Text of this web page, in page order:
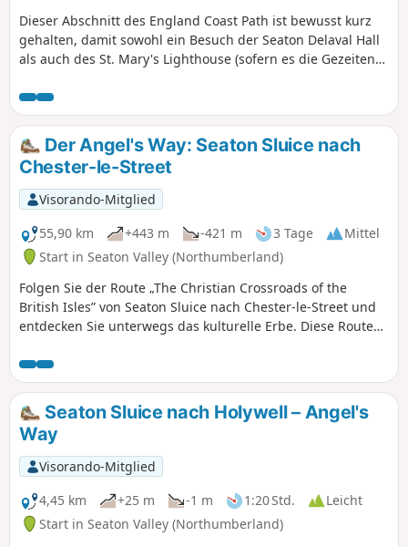
Dieser Abschnitt des England Coast Path ist bewusst kurz
gehalten, damit sowohl ein Besuch der Seaton Delaval Hall
als auch des St. Mary's Lighthouse (sofern es die Gezeiten
durch die Dörfer Seaton Sluice, Hartley und Old Hartley.
Der Angel's Way: Seaton Sluice nach
Chester-le-Street
Visorando-Mitglied
55,90 km
+443 m -421 m 3 Tage
Mittel
Start in Seaton Valley (Northumberland)
Folgen Sie der Route „The Christian Crossroads of the
British Isles” von Seaton Sluice nach Chester-le-Street und
entdecken Sie unterwegs das kulturelle Erbe. Diese Route
Abschnitte unterteilt werden.
Seaton Sluice nach Holywell – Angel's
Way
Visorando-Mitglied
4,45 km
+25 m -1 m 1:20 Std.
Leicht
Start in Seaton Valley (Northumberland)